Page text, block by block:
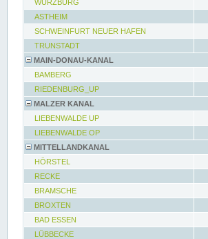
WÜRZBURG
ASTHEIM
SCHWEINFURT NEUER HAFEN
TRUNSTADT
MAIN-DONAU-KANAL
BAMBERG
RIEDENBURG_UP
MALZER KANAL
LIEBENWALDE UP
LIEBENWALDE OP
MITTELLANDKANAL
HÖRSTEL
RECKE
BRAMSCHE
BROXTEN
BAD ESSEN
LÜBBECKE